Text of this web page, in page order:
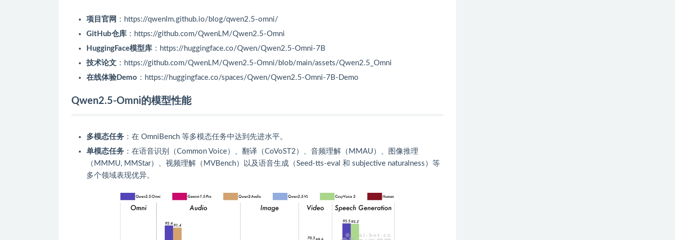
项目官网 ：https://qwenlm.github.io/blog/qwen2.5-omni/
GitHub仓库 ：https://github.com/QwenLM/Qwen2.5-Omni
HuggingFace模型库 ：https://huggingface.co/Qwen/Qwen2.5-Omni-7B
技术论文 ：https://github.com/QwenLM/Qwen2.5-Omni/blob/main/assets/Qwen2.5_Omni
在线体验Demo ：https://huggingface.co/spaces/Qwen/Qwen2.5-Omni-7B-Demo
Qwen2.5-Omni的模型性能
多模态任务 ：在 OmniBench 等多模态任务中达到先进水平。
单模态任务 ：在语音识别（Common Voice）、翻译（CoVoST2）、音频理解（MMAU）、图像推理
（MMMU, MMStar）、视频理解（MVBench）以及语音生成（Seed-tts-eval 和 subjective naturalness）等
多个领域表现优异。